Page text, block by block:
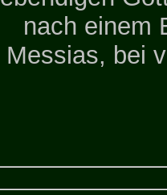
nach einem
Messias, bei